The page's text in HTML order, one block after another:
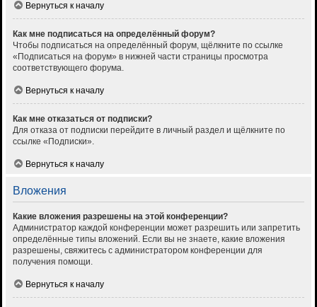
Вернуться к началу
Как мне подписаться на определённый форум?
Чтобы подписаться на определённый форум, щёлкните по ссылке
«Подписаться на форум» в нижней части страницы просмотра
соответствующего форума.
Вернуться к началу
Как мне отказаться от подписки?
Для отказа от подписки перейдите в личный раздел и щёлкните по
ссылке «Подписки».
Вернуться к началу
Вложения
Какие вложения разрешены на этой конференции?
Администратор каждой конференции может разрешить или запретить
определённые типы вложений. Если вы не знаете, какие вложения
разрешены, свяжитесь с администратором конференции для
получения помощи.
Вернуться к началу